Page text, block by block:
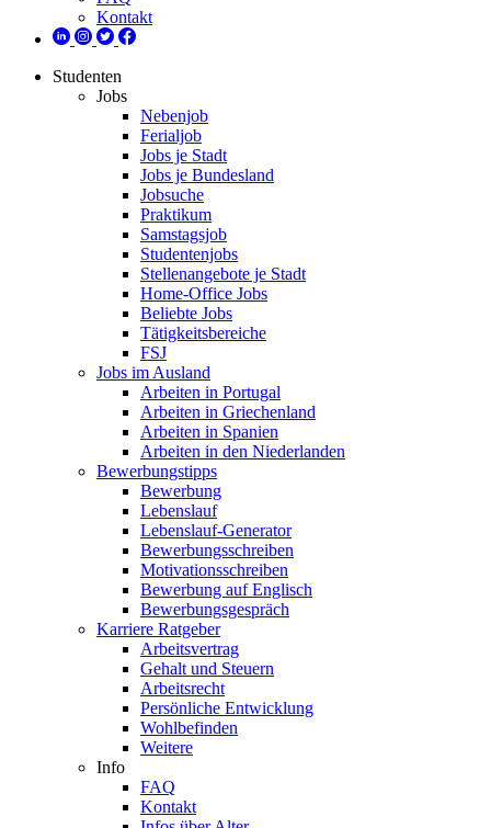
Kontakt
Studenten
Jobs
Nebenjob
Ferialjob
Jobs je Stadt
Jobs je Bundesland
Jobsuche
Praktikum
Samstagsjob
Studentenjobs
Stellenangebote je Stadt
Home-Office Jobs
Beliebte Jobs
Tätigkeitsbereiche
FSJ
Jobs im Ausland
Arbeiten in Portugal
Arbeiten in Griechenland
Arbeiten in Spanien
Arbeiten in den Niederlanden
Bewerbungstipps
Bewerbung
Lebenslauf
Lebenslauf-Generator
Bewerbungsschreiben
Motivationsschreiben
Bewerbung auf Englisch
Bewerbungsgespräch
Karriere Ratgeber
Arbeitsvertrag
Gehalt und Steuern
Arbeitsrecht
Persönliche Entwicklung
Wohlbefinden
Weitere
Info
FAQ
Kontakt